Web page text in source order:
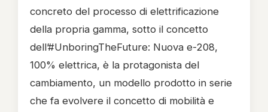
concreto del processo di elettrificazione
della propria gamma, sotto il concetto
dell’#UnboringTheFuture: Nuova e-208,
100% elettrica, è la protagonista del
cambiamento, un modello prodotto in serie
che fa evolvere il concetto di mobilità e